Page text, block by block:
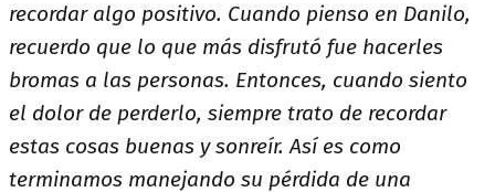
recordar algo positivo. Cuando pienso en Danilo,
recuerdo que lo que más disfrutó fue hacerles
bromas a las personas. Entonces, cuando siento
el dolor de perderlo, siempre trato de recordar
estas cosas buenas y sonreír. Así es como
terminamos manejando su pérdida de una